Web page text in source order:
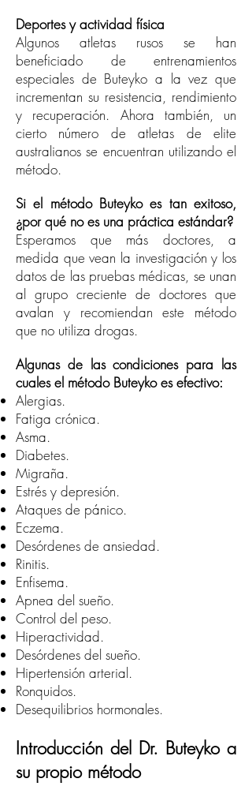
Deportes y actividad física
Algunos atletas rusos se han
beneficiado de entrenamientos
especiales de Buteyko a la vez que
incrementan su resistencia, rendimiento
y recuperación. Ahora también, un
cierto número de atletas de elite
australianos se encuentran utilizando el
método.
Si el método Buteyko es tan exitoso,
¿por qué no es una práctica estándar?
Esperamos que más doctores, a
medida que vean la investigación y los
datos de las pruebas médicas, se unan
al grupo creciente de doctores que
avalan y recomiendan este método
que no utiliza drogas.
Algunas de las condiciones para las
cuales el método Buteyko es efectivo:
Alergias.
Fatiga crónica.
Asma.
Diabetes.
Migraña.
Estrés y depresión.
Ataques de pánico.
Eczema.
Desórdenes de ansiedad.
Rinitis.
Enfisema.
Apnea del sueño.
Control del peso.
Hiperactividad.
Desórdenes del sueño.
Hipertensión arterial.
Ronquidos.
Desequilibrios hormonales.
Introducción del Dr. Buteyko a
su propio método